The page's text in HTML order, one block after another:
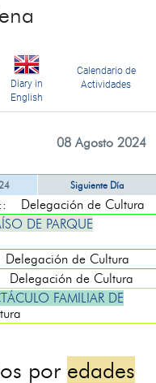
Diary in
English
Calendario de
Actividades
08 Agosto 2024
Siguiente Día
Delegación de Cultura
DE PARQUE
de Cultura
de Cultura
FAMILIAR DE
por edades